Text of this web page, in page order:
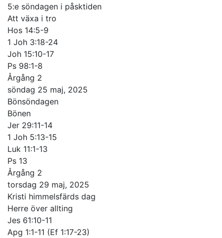
5:e söndagen i påsktiden
Att växa i tro
Hos 14:5-9
1 Joh 3:18-24
Joh 15:10-17
Ps 98:1-8
Årgång 2
söndag 25 maj, 2025
Bönsöndagen
Bönen
Jer 29:11-14
1 Joh 5:13-15
Luk 11:1-13
Ps 13
Årgång 2
torsdag 29 maj, 2025
Kristi himmelsfärds dag
Herre över allting
Jes 61:10-11
Apg 1:1-11 (Ef 1:17-23)